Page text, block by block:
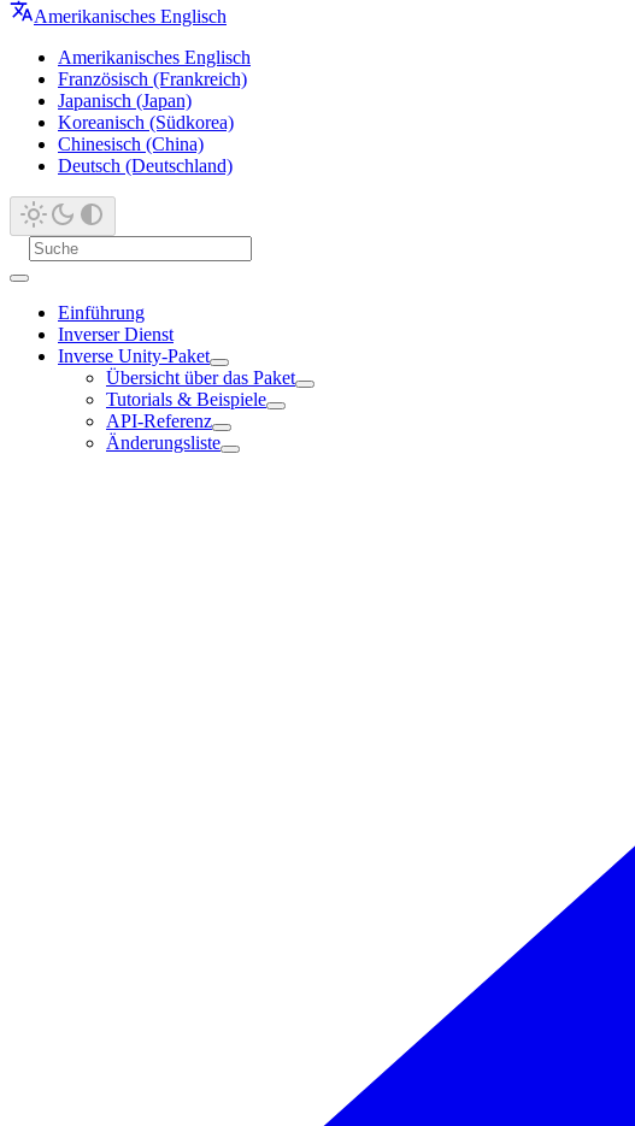
Amerikanisches Englisch
Amerikanisches Englisch
Französisch (Frankreich)
Japanisch (Japan)
Koreanisch (Südkorea)
Chinesisch (China)
Deutsch (Deutschland)
Einführung
Inverser Dienst
Inverse Unity-Paket
Übersicht über das Paket
Tutorials & Beispiele
API-Referenz
Änderungsliste